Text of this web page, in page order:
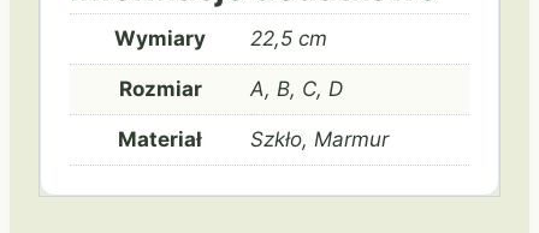
Wymiary 22,5 cm
Rozmiar A, B, C, D
Materiał Szkło, Marmur